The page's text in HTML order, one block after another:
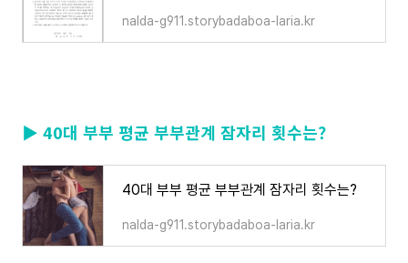
nalda-g911.storybadaboa-laria.kr
▶ 40대 부부 평균 부부관계 잠자리 횟수는?
40대 부부 평균 부부관계 잠자리 횟수는?
nalda-g911.storybadaboa-laria.kr